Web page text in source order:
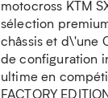
motocross KTM
sélection
châssis et d\'une
de configuration
ultime en
FACTORY